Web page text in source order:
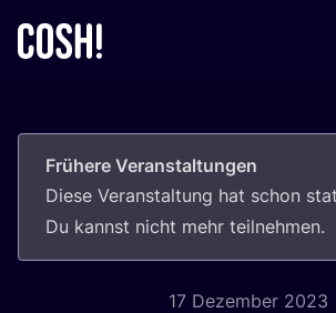
Frühere Veranstaltungen
Die­se Ver­an­stal­tung hat schon
Du kannst nicht mehr teilnehmen.
17 Dezember 2023